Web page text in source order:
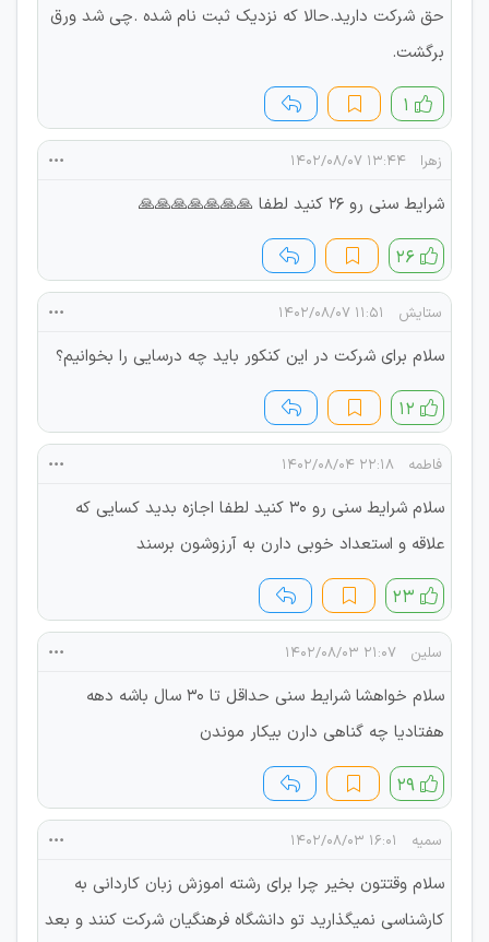
حق شرکت دارید.حالا که نزدیک ثبت نام شده .چی شد ورق
برگشت.
۱
زهرا ۱۳:۴۴ ۱۴۰۲/۰۸/۰۷
شرایط سنی رو ۲۶ کنید لطفا 🙏🙏🙏🙏🙏🙏🙏
۲۶
ستایش ۱۱:۵۱ ۱۴۰۲/۰۸/۰۷
سلام برای شرکت در این کنکور باید چه درسایی را بخوانیم؟
۱۲
فاطمه ۲۲:۱۸ ۱۴۰۲/۰۸/۰۴
سلام شرایط سنی رو ۳۰ کنید لطفا اجازه بدید کسایی که
علاقه و استعداد خوبی دارن به آرزوشون برسند
۲۳
سلین ۲۱:۰۷ ۱۴۰۲/۰۸/۰۳
سلام خواهشا شرایط سنی حداقل تا ۳۰ سال باشه دهه
هفتادیا چه گناهی دارن بیکار موندن
۲۹
سمیه ۱۶:۰۱ ۱۴۰۲/۰۸/۰۳
سلام وقتتون بخیر چرا برای رشته اموزش زبان کاردانی به
کارشناسی نمیگذارید تو دانشگاه فرهنگیان شرکت کنند و بعد